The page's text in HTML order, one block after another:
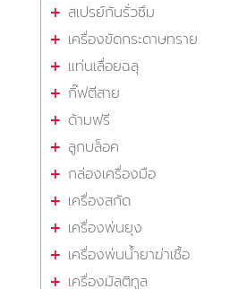
สเปรย์กันรั่วซึม
เครื่องขัดกระดาษทราย
แท่นเลื่อยฉลุ
กิ๊ฟตีสาย
ด้ามฟรี
ลูกบล็อค
กล่องเครื่องมือ
เครื่องสกัด
เครื่องพ่นยุง
เครื่องพ่นน้ำยาฆ่าเชื้อ
เครื่องมัลติทูล